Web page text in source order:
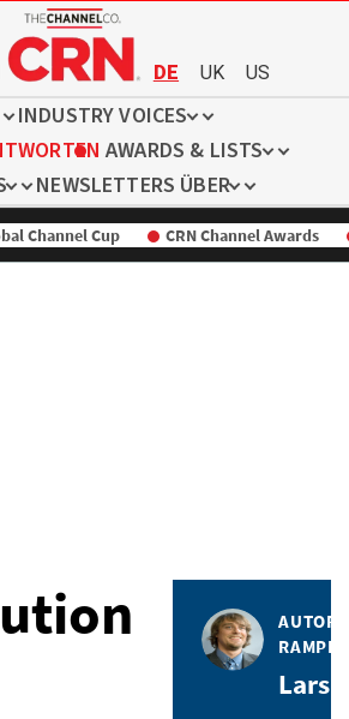
DE UK US
INDUSTRY VOICES
AWARDS & LISTS
NEWSLETTERS ÜBER
Channel Cup CRN Channel Awards
AUTOR
Lars